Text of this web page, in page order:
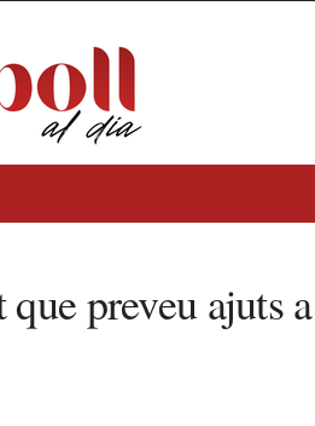
preveu ajuts